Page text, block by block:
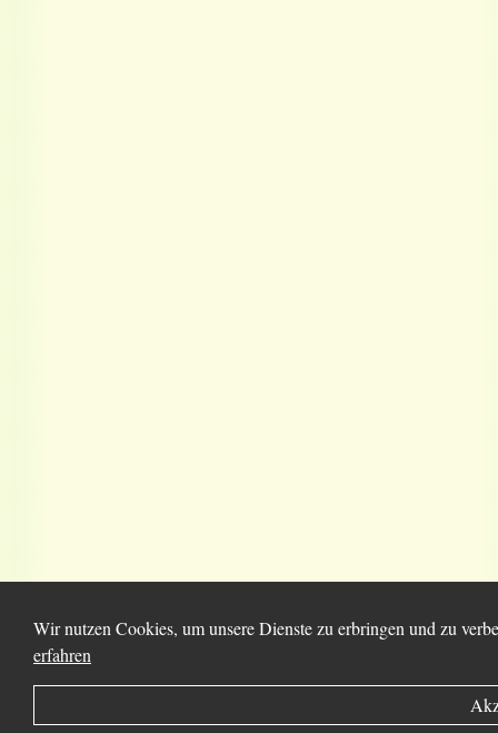
Wir nutzen Cookies, um unsere Dienste zu erbringen und zu
erfahren